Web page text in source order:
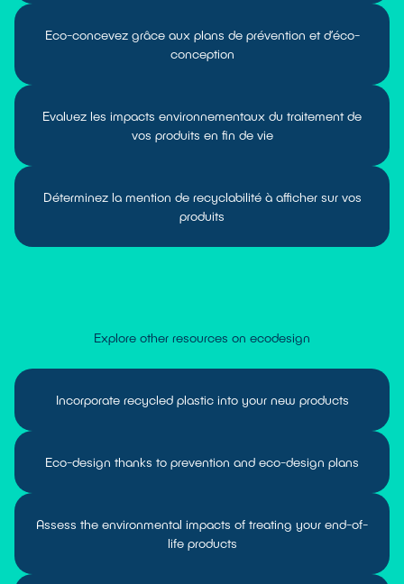
Eco-concevez grâce aux plans de prévention et d’éco-
conception
Evaluez les impacts environnementaux du traitement de
vos produits en fin de vie
Déterminez la mention de recyclabilité à afficher sur vos
produits
Explore other resources on ecodesign
Incorporate recycled plastic into your new products
Eco-design thanks to prevention and eco-design plans
Assess the environmental impacts of treating your end-of-
life products